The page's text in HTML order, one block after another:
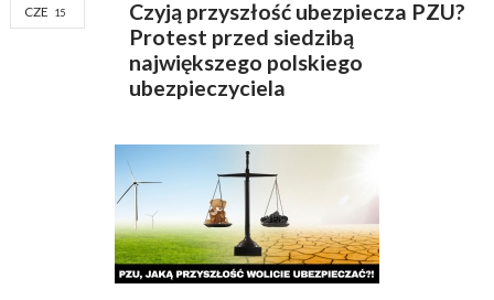
CZE 15
Czyją przyszłość ubezpiecza PZU?
Protest przed siedzibą
największego polskiego
ubezpieczyciela